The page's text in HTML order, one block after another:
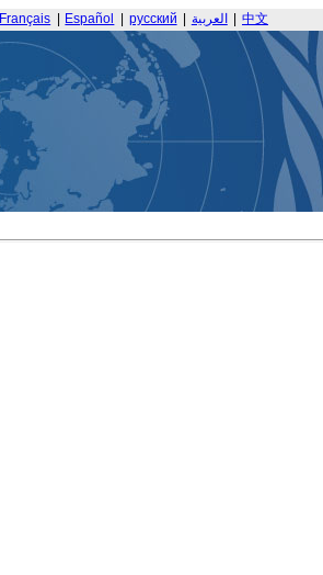
Français Español русский العربية 中文